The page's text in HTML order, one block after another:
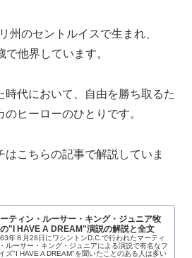
州のセントルイスで生まれ、
他界しています。
時代において、自由を勝ち取るた
ヒーローのひとりです。
はこちらの記事で解説していま
ティン・ルーサー・キング・ジュニア牧
"I HAVE A DREAM"演説の解説と全文
年８月28日にワシントンD.C.で行われたマーティ
ルーサー・キング・ジュニアによる演説で有名なフ
ズ"I HAVE A DREAM"を聞いたことのある人は多い